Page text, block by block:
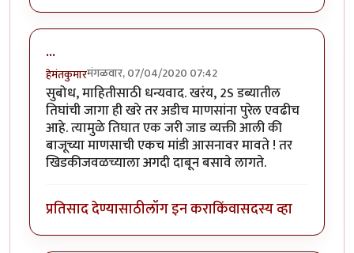
...
हेमंतकुमारमंगळवार, 07/04/2020 07:42
सुबोध, माहितीसाठी धन्यवाद. खरंय, 2S डब्यातील
तिघांची जागा ही खरे तर अडीच माणसांना पुरेल एवढीच
आहे. त्यामुळे तिघात एक जरी जाड व्यक्ती आली की
बाजूच्या माणसाची एकच मांडी आसनावर मावते ! तर
खिडकीजवळच्याला अगदी दाबून बसावे लागते.
प्रतिसाद देण्यासाठीलॉग इन कराकिंवासदस्य व्हा